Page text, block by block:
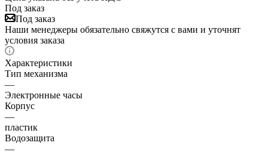
Под заказ
Под заказ
Наши менеджеры обязательно свяжутся с вами и уточнят
условия заказа
Характеристики
Тип механизма
—
Электронные часы
Корпус
—
пластик
Водозащита
—